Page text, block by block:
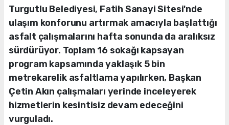
Turgutlu Belediyesi, Fatih Sanayi Sitesi'nde
ulaşım konforunu artırmak amacıyla başlattığı
asfalt çalışmalarını hafta sonunda da aralıksız
sürdürüyor. Toplam 16 sokağı kapsayan
program kapsamında yaklaşık 5 bin
metrekarelik asfaltlama yapılırken, Başkan
Çetin Akın çalışmaları yerinde inceleyerek
hizmetlerin kesintisiz devam edeceğini
vurguladı.